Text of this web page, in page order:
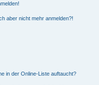
aber nicht mehr anmelden?!
in der Online-Liste auftaucht?